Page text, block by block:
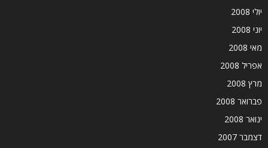
יולי 2008
יוני 2008
מאי 2008
אפריל 2008
מרץ 2008
פברואר 2008
ינואר 2008
דצמבר 2007